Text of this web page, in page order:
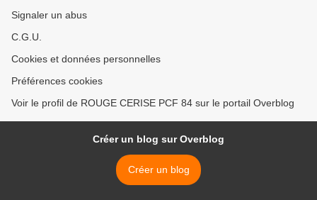
Signaler un abus
C.G.U.
Cookies et données personnelles
Préférences cookies
Voir le profil de ROUGE CERISE PCF 84 sur le portail Overblog
Créer un blog sur Overblog
Créer un blog